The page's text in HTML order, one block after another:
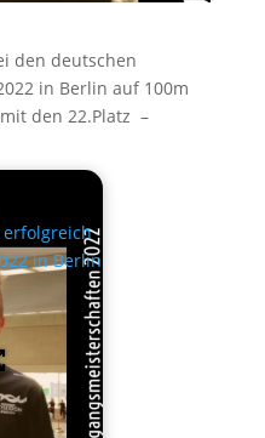
den deutschen
in Berlin auf 100m
den 22.Platz –
erfolgreich
in Berlin